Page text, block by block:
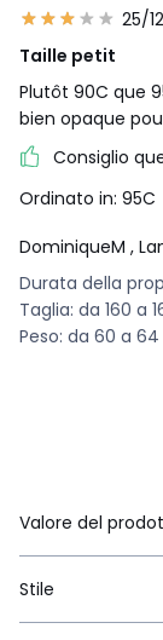
25/
Taille petit
Plutôt 90C que
bien opaque
Consiglio
Ordinato in: 95C
DominiqueM ,
Durata della
Taglia: da 160 a
Peso: da 60 a 64
Valore del
Stile